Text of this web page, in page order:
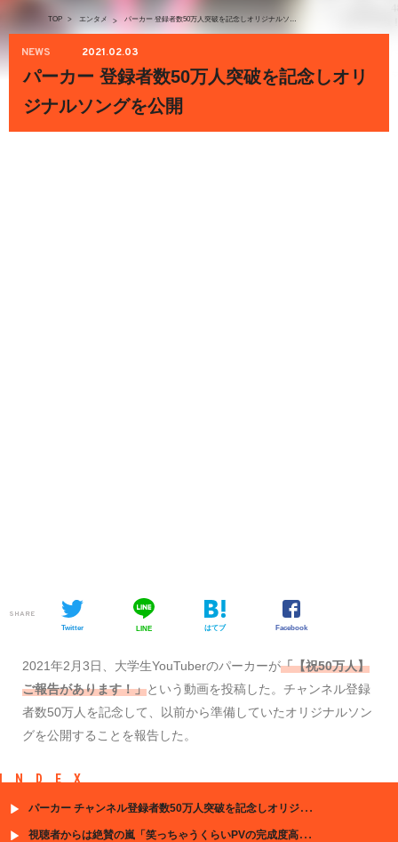
TOP > エンタメ > パーカー 登録者数50万人突破を記念しオリジナルソングを公開
NEWS 2021.02.03
パーカー 登録者数50万人突破を記念しオリ
ジナルソングを公開
SHARE
Twitter LINE はてブ Facebook
2021年2月3日、大学生YouTuberのパーカーが「【祝50万人】
ご報告があります！」という動画を投稿した。チャンネル登録
者数50万人を記念して、以前から準備していたオリジナルソン
グを公開することを報告した。
INDEX
パーカー チャンネル登録者数50万人突破を記念しオリジナル曲『再会』を発表
視聴者からは絶賛の嵐「笑っちゃうくらいPVの完成度高い」